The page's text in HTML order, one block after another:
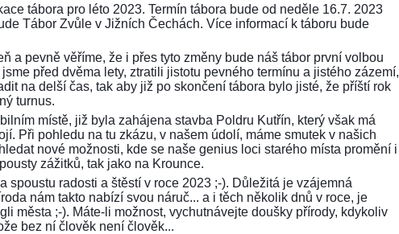
tábora pro léto 2023. Termín tábora bude od neděle 16.7. 2023
Tábor Zvůle v Jižních Čechách. Více informací k táboru bude
a pevně věříme, že i přes tyto změny bude náš tábor první volbou
před dvěma lety, ztratili jistotu pevného termínu a jistého zázemí,
na delší čas, tak aby již po skončení tábora bylo jisté, že příští rok
turnus.
místě, již byla zahájena stavba Poldru Kutřín, který však má
Při pohledu na tu zkázu, v našem údolí, máme smutek v našich
nové možnosti, kde se naše genius loci starého místa promění i
zážitků, tak jako na Krounce.
spoustu radosti a štěstí v roce 2023 ;-). Důležitá je vzájemná
nám takto nabízí svou náruč... a i těch několik dnů v roce, je
města ;-). Máte-li možnost, vychutnávejte doušky přírody, kdykoliv
bez ní člověk není člověk...